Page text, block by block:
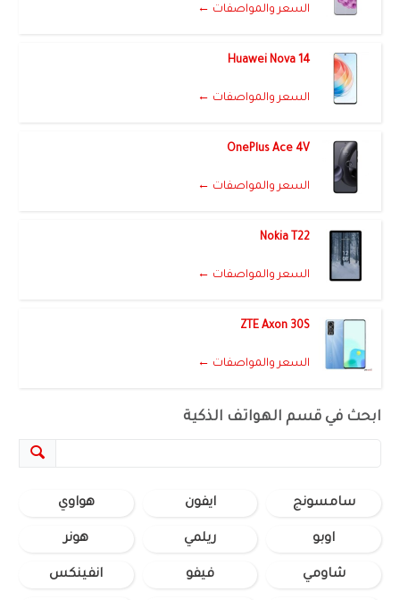
السعر والمواصفات ←
Huawei Nova 14
السعر والمواصفات ←
OnePlus Ace 4V
السعر والمواصفات ←
Nokia T22
السعر والمواصفات ←
ZTE Axon 30S
السعر والمواصفات ←
ابحث في قسم الهواتف الذكية
سامسونج ايفون هواوي
اوبو ريلمي هونر
شاومي فيفو انفينكس